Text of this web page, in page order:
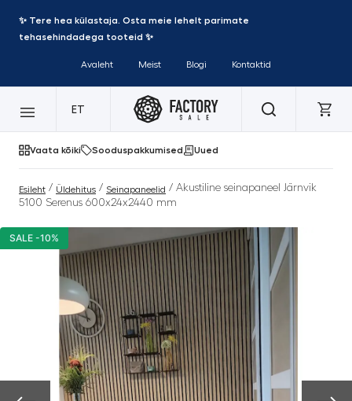
✨ Tere hea külastaja. Osta meie lehelt parimate
tehasehindadega tooteid ✨
Avaleht Meist Blogi Kontaktid
ET
Vaata kõiki Sooduspakkumised Uued
Esileht / Üldehitus / Seinapaneelid / Akustiline seinapaneel Järnvik
5100 Serenus 600x24x2440 mm
SALE -10%